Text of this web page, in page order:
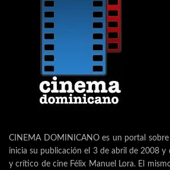
CINEMA DOMINICANO es un portal
inicia su publicación el 3 de abril de 2008 y
y crítico de cine Félix Manuel Lora. El